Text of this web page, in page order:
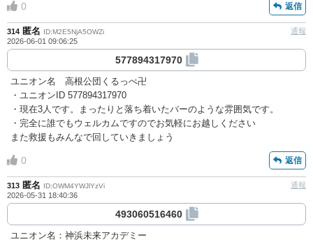
0 返信
314 匿名 ID:M2E5NjA5OWZi
2026-06-01 09:06:25
通報
577894317970
ユニオン名 高根公団くるっぺ卍
・ユニオンID 577894317970
・現在3人です。まったりと落ち着いたバーのような雰囲気です。
・完全に誰でもウェルカムですのでお気軽にお越しください
また救援もみんなで回していきましょう
0 返信
313 匿名 ID:OWM4YWJlYzVi
2026-05-31 18:40:36
通報
493060516460
ユニオン名：神浜未来アカデミー